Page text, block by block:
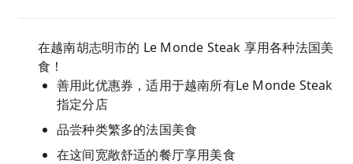
在越南胡志明市的 Le Monde Steak 享用各种法国美
食！
善用此优惠券，适用于越南所有Le Monde Steak
指定分店
品尝种类繁多的法国美食
在这间宽敞舒适的餐厅享用美食